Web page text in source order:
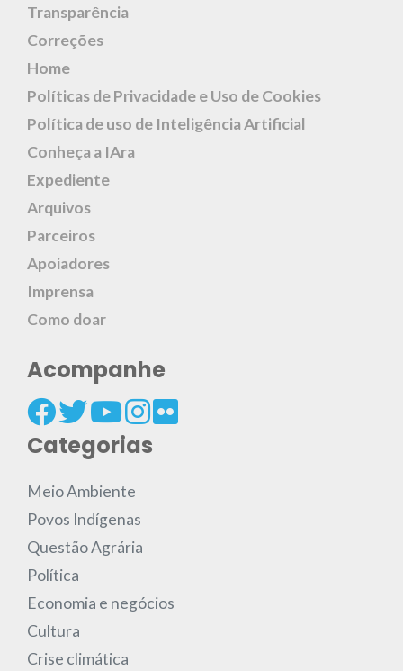
Transparência
Correções
Home
Políticas de Privacidade e Uso de Cookies
Política de uso de Inteligência Artificial
Conheça a IAra
Expediente
Arquivos
Parceiros
Apoiadores
Imprensa
Como doar
Acompanhe
Categorias
Meio Ambiente
Povos Indígenas
Questão Agrária
Política
Economia e negócios
Cultura
Crise climática